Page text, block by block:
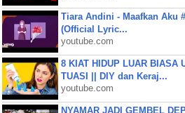
Tiara Andini - Maafkan Aku
(Official Lyric...
youtube.com
8 KIAT HIDUP LUAR BIASA
TUASI || DIY dan Keraj...
youtube.com
NYAMAR JADI GEMBEL